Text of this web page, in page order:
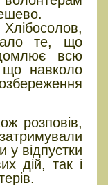
те, що
всю
навколо
розповів,
у відпустки
дій, так і